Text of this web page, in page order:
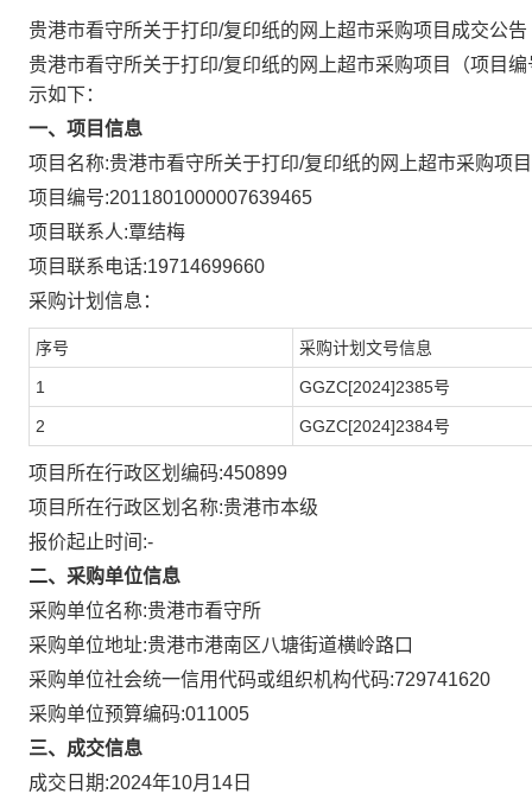
贵港市看守所关于打印/复印纸的网上超市采购项目成交公告
贵港市看守所关于打印/复印纸的网上超市采购项目
（项目
示如下：
一、项目信息
项目名称:贵港市看守所关于打印/复印纸的网上超市采购项目
项目编号:2011801000007639465
项目联系人:覃结梅
项目联系电话:19714699660
采购计划信息：
序号 采购计划文号信息
1 GGZC[2024]2385号
2 GGZC[2024]2384号
项目所在行政区划编码:450899
项目所在行政区划名称:贵港市本级
报价起止时间:-
二、采购单位信息
采购单位名称:贵港市看守所
采购单位地址:贵港市港南区八塘街道横岭路口
采购单位社会统一信用代码或组织机构代码:729741620
采购单位预算编码:011005
三、成交信息
成交日期:2024年10月14日